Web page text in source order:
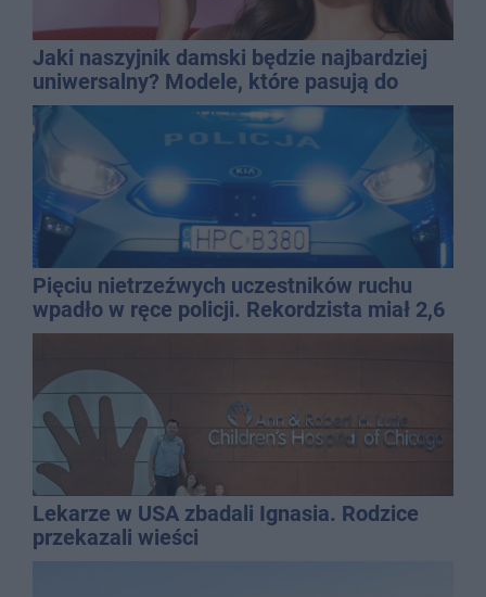
Jaki naszyjnik damski będzie najbardziej
uniwersalny? Modele, które pasują do
wielu stylizacji
Pięciu nietrzeźwych uczestników ruchu
wpadło w ręce policji. Rekordzista miał 2,6
promila
Lekarze w USA zbadali Ignasia. Rodzice
przekazali wieści